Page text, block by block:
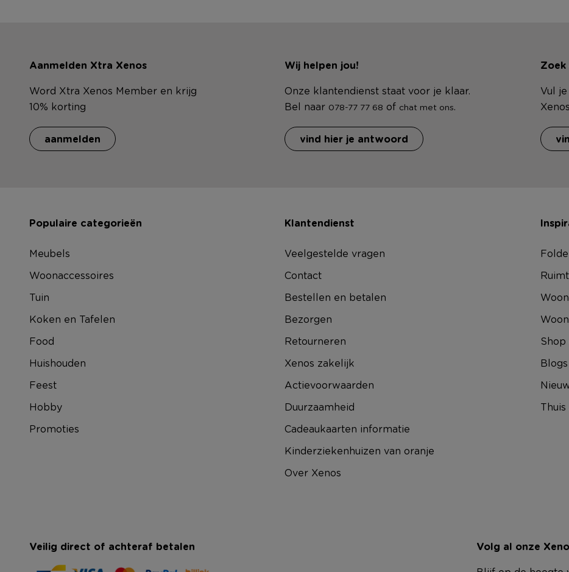
Aanmelden Xtra Xenos
Word Xtra Xenos Member en krijg
10% korting
aanmelden
Wij helpen jou!
Onze klantendienst staat voor je klaar.
Bel naar 078-77 77 68 of chat met ons.
vind hier je antwoord
Vul
Populaire categorieën
Meubels
Woonaccessoires
Tuin
Koken en Tafelen
Food
Huishouden
Feest
Hobby
Promoties
Klantendienst
Veelgestelde vragen
Contact
Bestellen en betalen
Bezorgen
Retourneren
Xenos zakelijk
Actievoorwaarden
Duurzaamheid
Cadeaukaarten informatie
Kinderziekenhuizen van oranje
Over Xenos
Shop
Blogs
Veilig direct of achteraf betalen Volg al onze